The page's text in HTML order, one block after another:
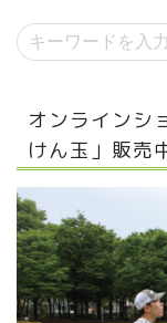
オンラインシ
けん玉」販売